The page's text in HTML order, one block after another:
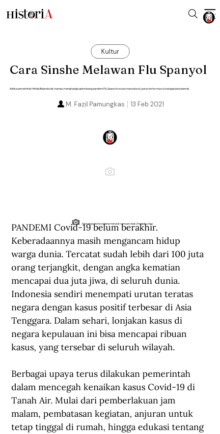
Kultur
Cara Sinshe Melawan Flu Spanyol
Ketika pemerintah Hindia Belanda tak mampu menghadapi gelombang pandemi Flu Spanyol secara menyeluruh, para sinshe muncul sebagai penyelamat.
13 Feb 2021
M. Fazil Pamungkas
Seorang sinshe sedang meracik ramuan obat. (freepik.com).
PANDEMI Covid-19 belum berakhir.
Keberadaannya masih mengancam hidup
warga dunia. Tercatat sudah lebih dari 100 juta
orang terjangkit, dengan angka kematian
mencapai dua juta jiwa, di seluruh dunia.
Indonesia sendiri menempati urutan teratas
negara dengan kasus positif terbesar di Asia
Tenggara. Dalam sehari, lonjakan kasus di
negara kepulauan ini bisa mencapai ribuan
kasus, yang tersebar di seluruh wilayah.
Berbagai upaya terus dilakukan pemerintah
dalam mencegah kenaikan kasus Covid-19 di
Tanah Air. Mulai dari pemberlakuan jam
malam, pembatasan kegiatan, anjuran untuk
tetap tinggal di rumah, hingga edukasi tentang